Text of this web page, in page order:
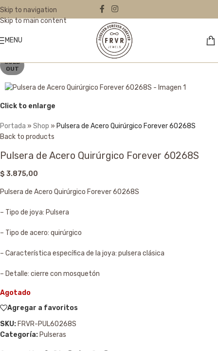
Skip to navigation
Skip to main content
MENU
SOLD
OUT
Click to enlarge
Portada » Shop » Pulsera de Acero Quirúrgico Forever 60268S
Back to products
Pulsera de Acero Quirúrgico Forever 60268S
$ 3.875,00
Pulsera de Acero Quirúrgico Forever 60268S
– Tipo de joya: Pulsera
– Tipo de acero: quirúrgico
– Característica específica de la joya: pulsera clásica
– Detalle: cierre con mosquetón
Agotado
Agregar a favoritos
SKU: FRVR-PUL60268S
Categoría: Pulseras